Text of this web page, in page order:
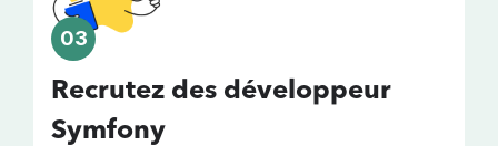
03
Recrutez des développeur
Symfony